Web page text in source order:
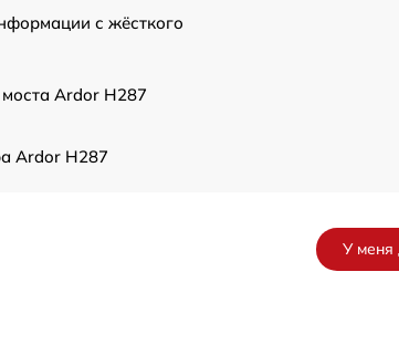
с жёсткого
Ardor H287
Ardor H287
У меня